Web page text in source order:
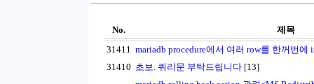
No.
제목
31411 mariadb procedure에서 여러 row를 한꺼번에
31410 초보. 쿼리문 부탁드립니다 [13]